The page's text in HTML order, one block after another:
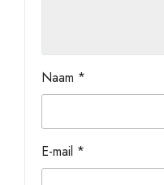
Naam *
E-mail *